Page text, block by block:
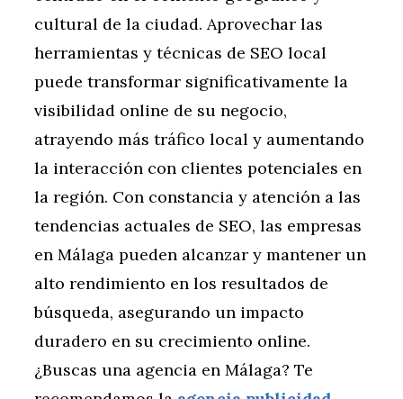
cultural de la ciudad. Aprovechar las
herramientas y técnicas de SEO local
puede transformar significativamente la
visibilidad online de su negocio,
atrayendo más tráfico local y aumentando
la interacción con clientes potenciales en
la región. Con constancia y atención a las
tendencias actuales de SEO, las empresas
en Málaga pueden alcanzar y mantener un
alto rendimiento en los resultados de
búsqueda, asegurando un impacto
duradero en su crecimiento online.
¿Buscas una agencia en Málaga? Te